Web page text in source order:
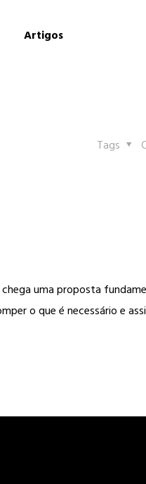
Artigos
Tags
uma proposta
o que é necessário e